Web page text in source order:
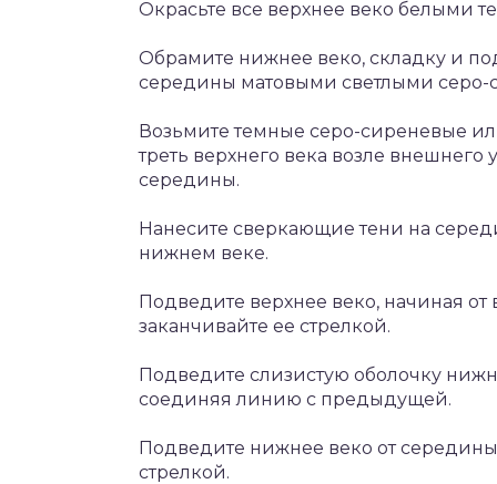
Окрасьте все верхнее веко белыми
Обрамите нижнее веко, складку и
середины матовыми светлыми
Возьмите темные серо-сиреневые
треть верхнего века возле
середины.
Нанесите сверкающие тени на
нижнем веке.
Подведите верхнее веко, начиная
заканчивайте ее стрелкой.
Подведите слизистую оболочку
соединяя линию с предыдущей.
Подведите нижнее веко от
стрелкой.